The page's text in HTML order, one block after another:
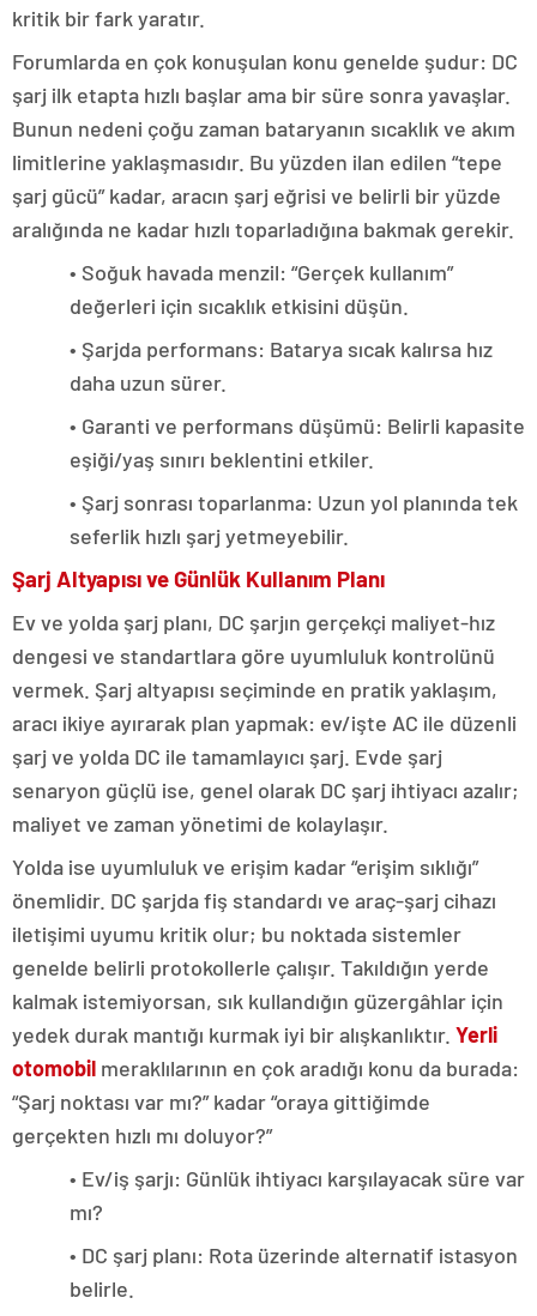
kritik bir fark yaratır.
Forumlarda en çok konuşulan konu genelde şudur: DC
şarj ilk etapta hızlı başlar ama bir süre sonra yavaşlar.
Bunun nedeni çoğu zaman bataryanın sıcaklık ve akım
limitlerine yaklaşmasıdır. Bu yüzden ilan edilen “tepe
şarj gücü” kadar, aracın şarj eğrisi ve belirli bir yüzde
aralığında ne kadar hızlı toparladığına bakmak gerekir.
• Soğuk havada menzil: “Gerçek kullanım”
değerleri için sıcaklık etkisini düşün.
• Şarjda performans: Batarya sıcak kalırsa hız
daha uzun sürer.
• Garanti ve performans düşümü: Belirli kapasite
eşiği/yaş sınırı beklentini etkiler.
• Şarj sonrası toparlanma: Uzun yol planında tek
seferlik hızlı şarj yetmeyebilir.
Şarj Altyapısı ve Günlük Kullanım Planı
Ev ve yolda şarj planı, DC şarjın gerçekçi maliyet-hız
dengesi ve standartlara göre uyumluluk kontrolünü
vermek. Şarj altyapısı seçiminde en pratik yaklaşım,
aracı ikiye ayırarak plan yapmak: ev/işte AC ile düzenli
şarj ve yolda DC ile tamamlayıcı şarj. Evde şarj
senaryon güçlü ise, genel olarak DC şarj ihtiyacı azalır;
maliyet ve zaman yönetimi de kolaylaşır.
Yolda ise uyumluluk ve erişim kadar “erişim sıklığı”
önemlidir. DC şarjda fiş standardı ve araç-şarj cihazı
iletişimi uyumu kritik olur; bu noktada sistemler
genelde belirli protokollerle çalışır. Takıldığın yerde
kalmak istemiyorsan, sık kullandığın güzergâhlar için
yedek durak mantığı kurmak iyi bir alışkanlıktır. Yerli
otomobil meraklılarının en çok aradığı konu da burada:
“Şarj noktası var mı?” kadar “oraya gittiğimde
gerçekten hızlı mı doluyor?”
• Ev/iş şarjı: Günlük ihtiyacı karşılayacak süre var
mı?
• DC şarj planı: Rota üzerinde alternatif istasyon
belirle.